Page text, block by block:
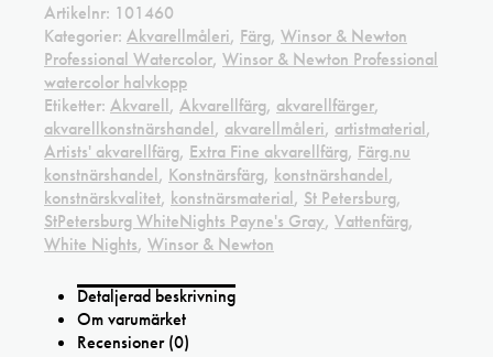
Artikelnr: 101460
Kategorier: Akvarellmåleri, Färg, Winsor & Newton
Professional Watercolor, Winsor & Newton Professional
watercolor halvkopp
Etiketter: Akvarell, Akvarellfärg, akvarellfärger,
akvarellkonstnärshandel, akvarellmåleri, artistmaterial,
Artists' akvarellfärg, Extra Fine akvarellfärg, Färg.nu
konstnärshandel, Konstnärsfärg, konstnärshandel,
konstnärskvalitet, konstnärsmaterial, St Petersburg,
StPetersburg WhiteNights Payne's Gray, Vattenfärg,
White Nights, Winsor & Newton
Detaljerad beskrivning
Om varumärket
Recensioner (0)